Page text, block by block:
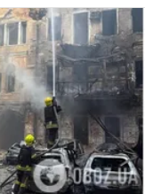
часть
и видео
на аренду
и где